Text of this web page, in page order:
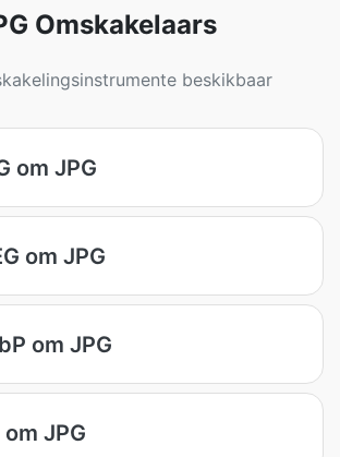
Omskakelaars
beskikbaar
om JPG
om JPG
om JPG
om JPG